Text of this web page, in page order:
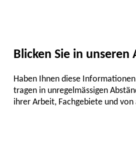
Blicken Sie in
Haben Ihnen diese
tragen in unregelmässigen
ihrer Arbeit, Fachgebiete und